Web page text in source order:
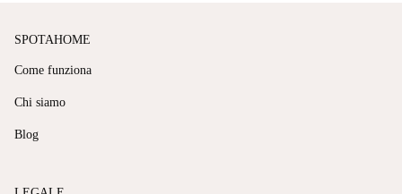
SPOTAHOME
Come funziona
Chi siamo
Blog